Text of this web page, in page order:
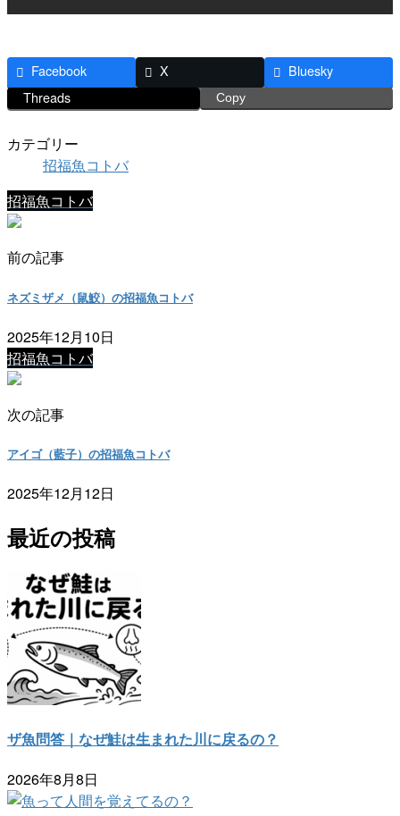
Facebook X
Bluesky
Threads
Copy
カテゴリー
招福魚コトバ
招福魚コトバ
前の記事
ネズミザメ（鼠鮫）の招福魚コトバ
2025年12月10日
招福魚コトバ
次の記事
アイゴ（藍子）の招福魚コトバ
2025年12月12日
最近の投稿
ザ魚問答｜なぜ鮭は生まれた川に戻るの？
2026年8月8日